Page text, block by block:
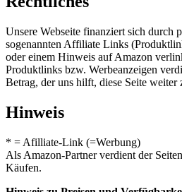
Unsere Webseite finanziert sich durch
sogenannten Affiliate Links
oder einem Hinweis auf Amazon
Produktlinks bzw. Werbeanzeigen
Betrag, der uns hilft, diese Seite weiter
Hinweis
* = Afilliate-Link (=Werbung)
Als Amazon-Partner verdient der
Käufen.